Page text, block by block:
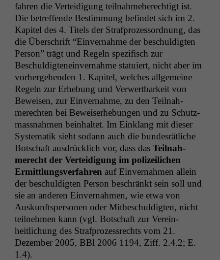
fahren die Vertei­di­gung teil­nah­me­berechtigt ist.
Die betr­e­f­fende Bes­tim­mung befind­et sich im 2.
Kapi­tel des 4. Titels der Straf­prozes­sor­d­nung, das
die Über­schrift “Ein­ver­nahme der beschuldigten
Per­son” trägt und Regeln spez­i­fisch zur
Beschuldigtenein­ver­nahme sta­tu­iert, nicht aber im
vorherge­hen­den 1. Kapi­tel, welch­es all­ge­meine
Regeln zur Erhe­bung und Ver­w­ert­barkeit von
Beweisen, zur Ein­ver­nahme, zu den Teil­nah­
merecht­en bei Beweis­er­he­bun­gen und zu Schutz­
mass­nah­men bein­hal­tet. Im Ein­klang mit dieser
Sys­tem­atik sieht sodann auch die bun­desrätliche
Botschaft aus­drück­lich vor, dass das Teil­nah­
merecht der Vertei­di­gung im polizeilichen
Ermit­tlungsver­fahren auf Ein­ver­nah­men allein
der beschuldigten Per­son beschränkt sein soll und
sie an anderen Ein­ver­nah­men, wie etwa von
Auskun­ftsper­so­n­en oder Mitbeschuldigten, nicht
teil­nehmen kann (vgl. Botschaft zur Vere­in­
heitlichung des Straf­prozess­rechts vom 21.
Dezem­ber 2005, BBl 2006 1194, Ziff. 2.4.2; E.
1.4).